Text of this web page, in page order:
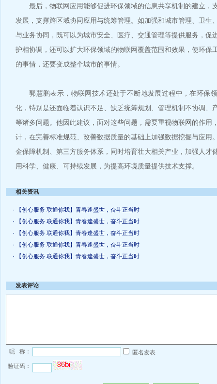
最后，物联网应用能够促进环保领域的信息共享机制的建立，
发展，支撑跨区域协同应用与统筹管理。如加强和城市管理、卫生
与业务协同，既可以为城市安全、医疗、交通管理等提供服务，促
护相协调，还可以扩大环保领域的物联网覆盖范围和效果，使环保
的事情，还要变成整个城市的事情。
郭慧鹏表示，物联网技术还处于不断地发展过程中，在环保
化，特别是还面临着认识不足、缺乏统筹规划、管理机制不协调、
等诸多问题。他因此建议，面对这些问题，需要重视物联网的作用
计，在完善标准规范、改善数据质量的基础上加强数据挖掘与应用
金保障机制、第三方服务体系，同时培育壮大相关产业，加强人才
用科学、健康、可持续发展，为提高环境质量提供技术支撑。
相关资讯
· 【创心服务 联通你我】青春逢盛世，奋斗正当时
· 【创心服务 联通你我】青春逢盛世，奋斗正当时
· 【创心服务 联通你我】青春逢盛世，奋斗正当时
· 【创心服务 联通你我】青春逢盛世，奋斗正当时
· 【创心服务 联通你我】青春逢盛世，奋斗正当时
发表评论
昵 称：
匿名发表
验证码：